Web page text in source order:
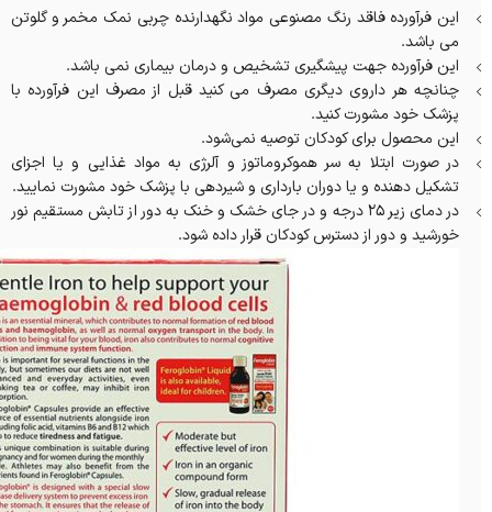
این فرآورده فاقد رنگ مصنوعی مواد نگهدارنده چربی نمک مخمر و گلوتن
می باشد.
این فرآورده جهت پیشگیری تشخیص و درمان بیماری نمی باشد.
چنانچه هر داروی دیگری مصرف می کنید قبل از مصرف این فرآورده با
پزشک خود مشورت کنید.
این محصول برای کودکان توصیه نمی‌شود.
در صورت ابتلا به سر هموکروماتوز و آلرژی به مواد غذایی و یا اجزای
تشکیل دهنده و یا دوران بارداری و شیردهی با پزشک خود مشورت نمایید.
در دمای زیر ۲۵ درجه و در جای خشک و خنک به دور از تابش مستقیم نور
خورشید و دور از دسترس کودکان قرار داده شود.